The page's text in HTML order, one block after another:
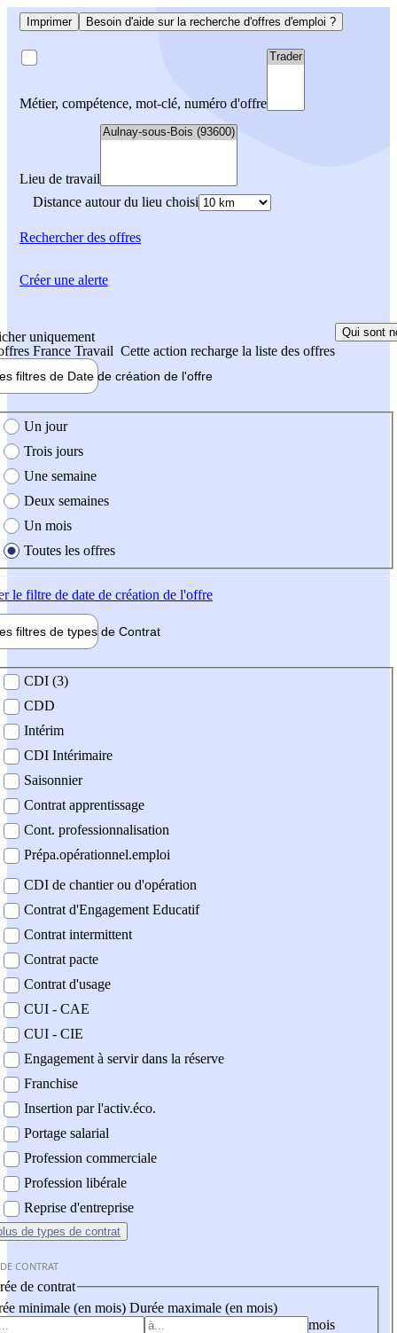
Imprimer Besoin d'aide sur la recherche d'offres d'emploi ?
Métier, compétence, mot-clé, numéro d'offre
Lieu de travail
Distance autour du lieu choisi
Rechercherdes offres
uniquement
France Travail Cette action recharge la liste des offres
Qui sont
filtres de Date de création de l'offre
création de l'offre
Un jour
Trois jours
Une semaine
Deux semaines
Un mois
Toutes les offres
le filtre de date de création de l'offre
filtres de types de Contrat
contrat
CDI (3)
CDD
Intérim
CDI Intérimaire
Saisonnier
Contrat apprentissage
Cont. professionnalisation
Prépa.opérationnel.emploi
CDI de chantier ou d'opération
Contrat d'Engagement Educatif
Contrat intermittent
Contrat pacte
Contrat d'usage
CUI - CAE
CUI - CIE
Engagement à servir dans la réserve
Franchise
Insertion par l'activ.éco.
Portage salarial
Profession commerciale
Profession libérale
Reprise d'entreprise
de types de contrat
CONTRAT
de contrat
minimale (en mois) Durée maximale (en mois)
mois
Créer une alerte